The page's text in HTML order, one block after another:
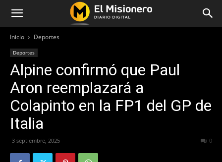
Inicio Deportes
Deportes
Alpine confirmó que Paul
Aron reemplazará a
Colapinto en la FP1 del GP de
Italia
3 septiembre, 2025 0